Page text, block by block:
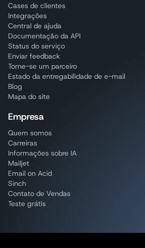
Cases de clientes
Integrações
Central de ajuda
Documentação da API
Status do serviço
Enviar feedback
Torne-se um parceiro
Estado da entregabilidade de e-mail
Blog
Mapa do site
Empresa
Quem somos
Carreiras
Informações sobre IA
Mailjet
Email on Acid
Sinch
Contato de Vendas
Teste grátis